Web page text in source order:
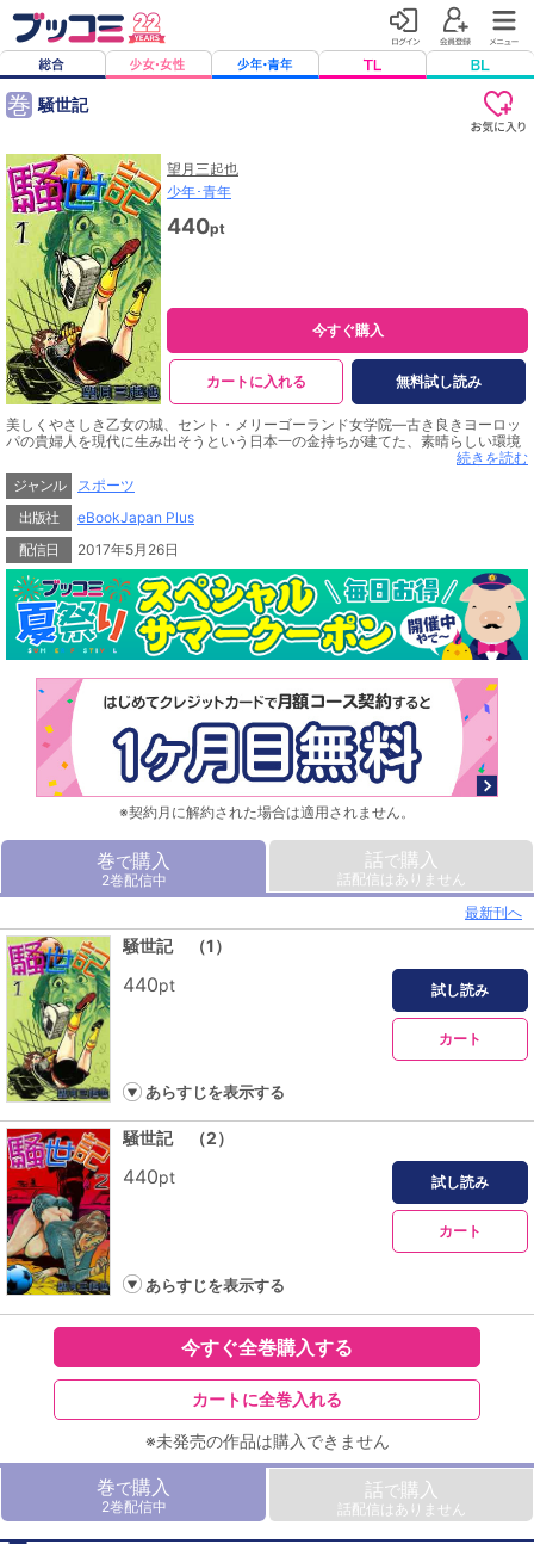
巻 騒世記
望月三起也
少年･青年
440pt
今すぐ購入
カートに入れる 無料試し読み
美しくやさしき乙女の城、セント・メリーゴーランド女学院―古き良きヨーロッ
パの貴婦人を現代に生み出そうという日本一の金持ちが建てた、素晴らしい環境
の学園。しかし、理念は理念として、思春期の少女たちが生活する環境には愛と
欲が渦巻いていた！月十万のアルバイト料に引かれて、夏目真沙子がコーチを引
き受けたサッカー部は特に問題児が集まる場所だった!!
続きを読む
ジャンル
スポーツ
出版社
eBookJapan Plus
配信日
2017年5月26日
※契約月に解約された場合は適用されません。
巻で購入
2巻配信中
話で購入
話配信はありません
最新刊へ
騒世記 （1）
440pt 試し読み
カート
あらすじを表示する
騒世記 （2）
440pt 試し読み
カート
あらすじを表示する
今すぐ全巻購入する
カートに全巻入れる
※未発売の作品は購入できません
巻で購入
2巻配信中
話で購入
話配信はありません